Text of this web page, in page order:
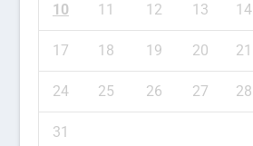
10 11 12 13 14
17 18 19 20 21
24 25 26 27 28
31